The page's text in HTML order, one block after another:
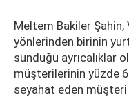
Meltem Bakiler
yönlerinden birinin yurt
sunduğu ayrıcalıklar
müşterilerinin yüzde
seyahat eden